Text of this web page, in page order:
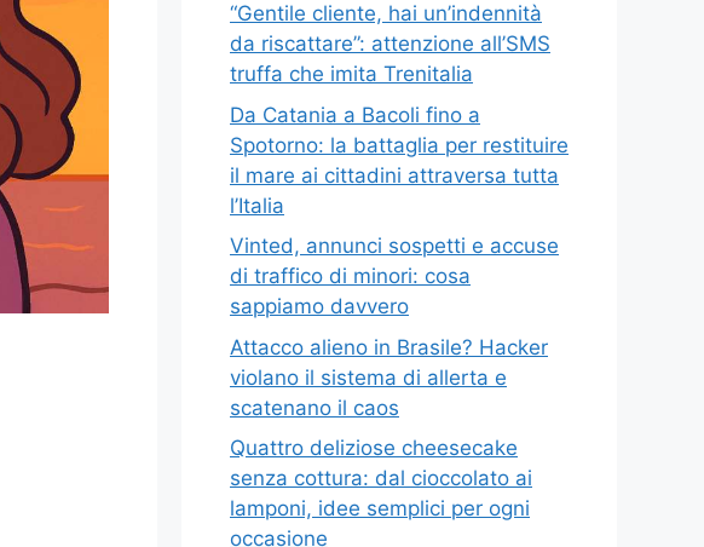
“Gentile cliente, hai un’indennità
da riscattare”: attenzione all’SMS
truffa che imita Trenitalia
Da Catania a Bacoli fino a
Spotorno: la battaglia per restituire
il mare ai cittadini attraversa tutta
l’Italia
Vinted, annunci sospetti e accuse
di traffico di minori: cosa
sappiamo davvero
Attacco alieno in Brasile? Hacker
violano il sistema di allerta e
scatenano il caos
Quattro deliziose cheesecake
senza cottura: dal cioccolato ai
lamponi, idee semplici per ogni
occasione